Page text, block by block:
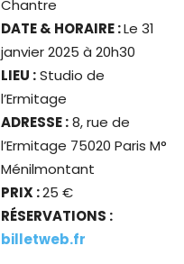
Chantre
DATE & HORAIRE :Le 31
janvier 2025 à 20h30
LIEU :Studio de
l’Ermitage
ADRESSE :8, rue de
l’Ermitage 75020 Paris M°
Ménilmontant
PRIX :25 €
RÉSERVATIONS :
billetweb.fr